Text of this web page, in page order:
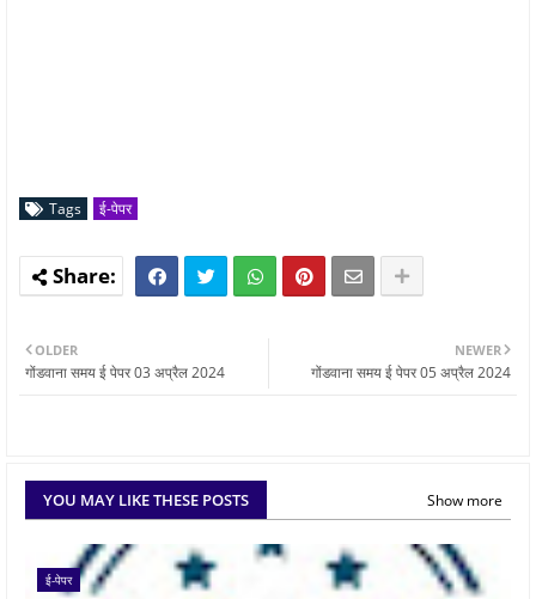
Tags ई-पेपर
NEWER
गोंडवाना समय ई पेपर 05 अप्रैल 2024
OLDER
गोंडवाना समय ई पेपर 03 अप्रैल 2024
YOU MAY LIKE THESE POSTS Show more
ई-पेपर